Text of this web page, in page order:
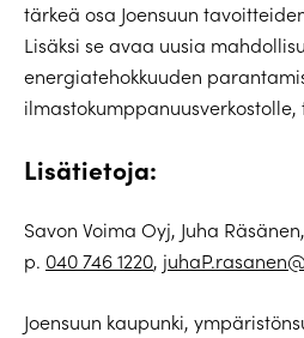
tärkeä osa Joensuun
Lisäksi se avaa uusia
energiatehokkuuden
ilmastokumppanuusverkostolle,
Lisätietoja:
Savon Voima Oyj, Juha
p. 040 746 1220,
Joensuun kaupunki,